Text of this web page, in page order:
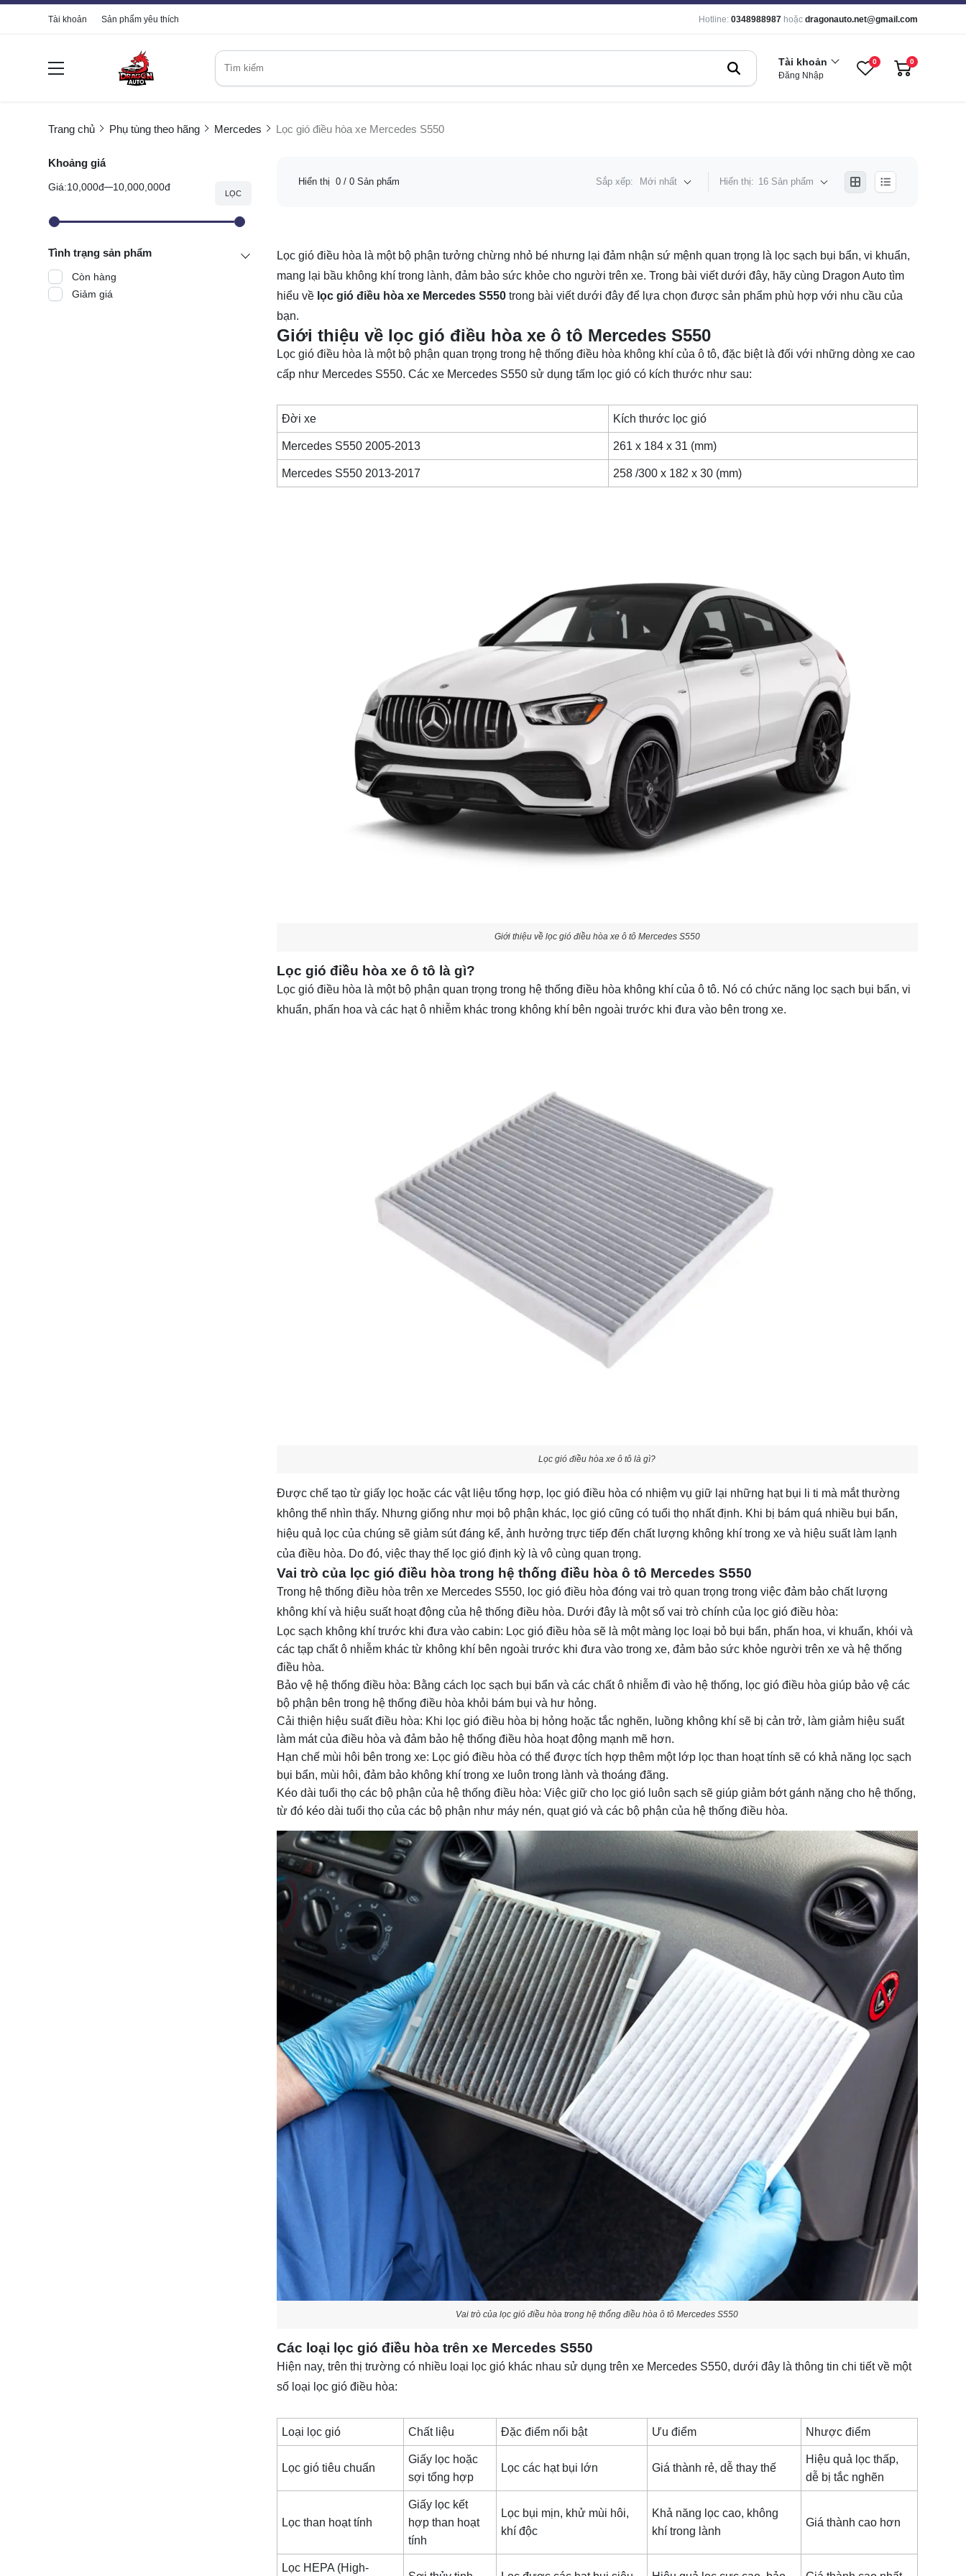
Tài khoản Sản phẩm yêu thích Hotline: 0348988987 hoặc dragonauto.net@gmail.com
Tài khoản
Đăng Nhập
0 0
Trang chủ Phụ tùng theo hãng Mercedes Lọc gió điều hòa xe Mercedes S550
Khoảng giá
Giá:10,000đ 10,000,000đ
LỌC
Tình trạng sản phẩm
Còn hàng
Giảm giá
Hiển thị 0/ 0 Sản phẩm Sắp xếp: Mới nhất Hiển thị: 16 Sản phẩm
Lọc gió điều hòa là một bộ phận tưởng chừng nhỏ bé nhưng lại đảm nhận sứ mệnh quan trọng là lọc sạch bụi bẩn, vi khuẩn,
mang lại bầu không khí trong lành, đảm bảo sức khỏe cho người trên xe. Trong bài viết dưới đây, hãy cùng Dragon Auto tìm
hiểu về lọc gió điều hòa xe Mercedes S550trong bài viết dưới đây để lựa chọn được sản phẩm phù hợp với nhu cầu của
bạn.
Giới thiệu về lọc gió điều hòa xe ô tô Mercedes S550
Lọc gió điều hòa là một bộ phận quan trọng trong hệ thống điều hòa không khí của ô tô, đặc biệt là đối với những dòng xe cao
cấp như Mercedes S550. Các xe Mercedes S550 sử dụng tấm lọc gió có kích thước như sau:
Đời xe Kích thước lọc gió
Mercedes S550 2005-2013 261 x 184 x 31 (mm)
Mercedes S550 2013-2017 258 /300 x 182 x 30 (mm)
Giới thiệu về lọc gió điều hòa xe ô tô Mercedes S550
Lọc gió điều hòa xe ô tô là gì?
Lọc gió điều hòa là một bộ phận quan trọng trong hệ thống điều hòa không khí của ô tô. Nó có chức năng lọc sạch bụi bẩn, vi
khuẩn, phấn hoa và các hạt ô nhiễm khác trong không khí bên ngoài trước khi đưa vào bên trong xe.
Lọc gió điều hòa xe ô tô là gì?
Được chế tạo từ giấy lọc hoặc các vật liệu tổng hợp, lọc gió điều hòa có nhiệm vụ giữ lại những hạt bụi li ti mà mắt thường
không thể nhìn thấy. Nhưng giống như mọi bộ phận khác, lọc gió cũng có tuổi thọ nhất định. Khi bị bám quá nhiều bụi bẩn,
hiệu quả lọc của chúng sẽ giảm sút đáng kể, ảnh hưởng trực tiếp đến chất lượng không khí trong xe và hiệu suất làm lạnh
của điều hòa. Do đó, việc thay thế lọc gió định kỳ là vô cùng quan trọng.
Vai trò của lọc gió điều hòa trong hệ thống điều hòa ô tô Mercedes S550
Trong hệ thống điều hòa trên xe Mercedes S550, lọc gió điều hòa đóng vai trò quan trọng trong việc đảm bảo chất lượng
không khí và hiệu suất hoạt động của hệ thống điều hòa. Dưới đây là một số vai trò chính của lọc gió điều hòa:
Lọc sạch không khí trước khi đưa vào cabin: Lọc gió điều hòa sẽ là một màng lọc loại bỏ bụi bẩn, phấn hoa, vi khuẩn, khói và
các tạp chất ô nhiễm khác từ không khí bên ngoài trước khi đưa vào trong xe, đảm bảo sức khỏe người trên xe và hệ thống
điều hòa.
Bảo vệ hệ thống điều hòa: Bằng cách lọc sạch bụi bẩn và các chất ô nhiễm đi vào hệ thống, lọc gió điều hòa giúp bảo vệ các
bộ phận bên trong hệ thống điều hòa khỏi bám bụi và hư hỏng.
Cải thiện hiệu suất điều hòa: Khi lọc gió điều hòa bị hỏng hoặc tắc nghẽn, luồng không khí sẽ bị cản trở, làm giảm hiệu suất
làm mát của điều hòa và đảm bảo hệ thống điều hòa hoạt động mạnh mẽ hơn.
Hạn chế mùi hôi bên trong xe: Lọc gió điều hòa có thể được tích hợp thêm một lớp lọc than hoạt tính sẽ có khả năng lọc sạch
bụi bẩn, mùi hôi, đảm bảo không khí trong xe luôn trong lành và thoáng đãng.
Kéo dài tuổi thọ các bộ phận của hệ thống điều hòa: Việc giữ cho lọc gió luôn sạch sẽ giúp giảm bớt gánh nặng cho hệ thống,
từ đó kéo dài tuổi thọ của các bộ phận như máy nén, quạt gió và các bộ phận của hệ thống điều hòa.
Vai trò của lọc gió điều hòa trong hệ thống điều hòa ô tô Mercedes S550
Các loại lọc gió điều hòa trên xe Mercedes S550
Hiện nay, trên thị trường có nhiều loại lọc gió khác nhau sử dụng trên xe Mercedes S550, dưới đây là thông tin chi tiết về một
số loại lọc gió điều hòa:
Loại lọc gió Chất liệu Đặc điểm nổi bật Ưu điểm Nhược điểm
Lọc gió tiêu chuẩn
Giấy lọc hoặc
sợi tổng hợp
Lọc các hạt bụi lớn Giá thành rẻ, dễ thay thế
Hiệu quả lọc thấp,
dễ bị tắc nghẽn
Lọc than hoạt tính
Giấy lọc kết
hợp than hoạt
tính
Lọc bụi mịn, khử mùi hôi,
khí độc
Khả năng lọc cao, không
khí trong lành
Giá thành cao hơn
Lọc HEPA (High-